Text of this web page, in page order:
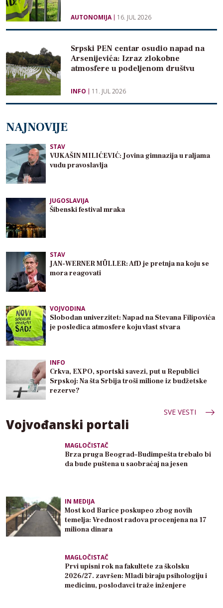
AUTONOMIJA 16. JUL 2026
Srpski PEN centar osudio napad na
Arsenijevića: Izraz zlokobne
atmosfere u podeljenom društvu
INFO 11. JUL 2026
NAJNOVIJE
STAV
VUKAŠIN MILIĆEVIĆ: Jovina gimnazija u raljama
vudu pravoslavlja
JUGOSLAVIJA
Šibenski festival mraka
STAV
JAN-WERNER MÜLLER: AfD je pretnja na koju se
mora reagovati
VOJVODINA
Slobodan univerzitet: Napad na Stevana Filipovića
je posledica atmosfere koju vlast stvara
INFO
Crkva, EXPO, sportski savezi, put u Republici
Srpskoj: Na šta Srbija troši milione iz budžetske
rezerve?
SVE VESTI
Vojvođanski portali
MAGLOČISTAČ
Brza pruga Beograd–Budimpešta trebalo bi
da bude puštena u saobraćaj na jesen
IN MEDIJA
Most kod Barice poskupeo zbog novih
temelja: Vrednost radova procenjena na 17
miliona dinara
MAGLOČISTAČ
Prvi upisni rok na fakultete za školsku
2026/27. završen: Mladi biraju psihologiju i
medicinu, poslodavci traže inženjere